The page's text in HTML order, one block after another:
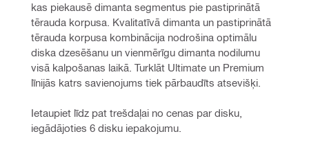
kas piekausē dimanta segmentus pie pastiprinātā
tērauda korpusa. Kvalitatīvā dimanta un pastiprinātā
tērauda korpusa kombinācija nodrošina optimālu
diska dzesēšanu un vienmērīgu dimanta nodilumu
visā kalpošanas laikā. Turklāt Ultimate un Premium
līnijās katrs savienojums tiek pārbaudīts atsevišķi.
Ietaupiet līdz pat trešdaļai no cenas par disku,
iegādājoties 6 disku iepakojumu.